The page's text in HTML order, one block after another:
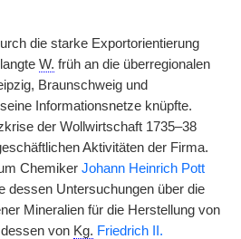
die starke Exportorientierung
W. früh an die überregionalen
Braunschweig und
Informationsnetze knüpfte.
der Wollwirtschaft 1735–38
Aktivitäten der Firma.
Chemiker Johann Heinrich Pott
dessen Untersuchungen über die
Mineralien für die Herstellung von
von Kg. Friedrich II.